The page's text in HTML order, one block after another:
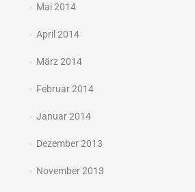
Mai 2014
April 2014
März 2014
Februar 2014
Januar 2014
Dezember 2013
November 2013